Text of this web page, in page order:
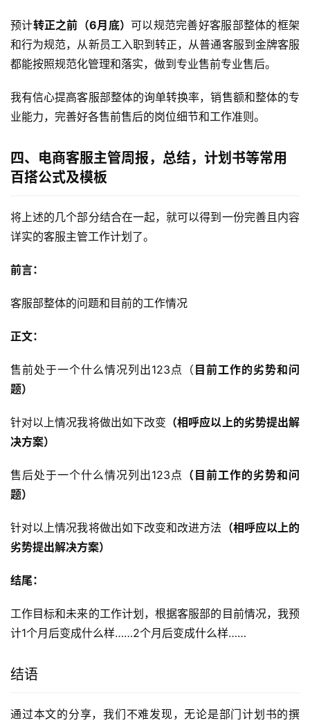
预计转正之前（6月底）可以规范完善好客服部整体的框架
和行为规范，从新员工入职到转正，从普通客服到金牌客服
都能按照规范化管理和落实，做到专业售前专业售后。
我有信心提高客服部整体的询单转换率，销售额和整体的专
业能力，完善好各售前售后的岗位细节和工作准则。
四、电商客服主管周报，总结，计划书等常用
百搭公式及模板
将上述的几个部分结合在一起，就可以得到一份完善且内容
详实的客服主管工作计划了。
前言：
客服部整体的问题和目前的工作情况
正文：
售前处于一个什么情况列出123点（ 目前工作的劣势和问
题）
针对以上情况我将做出如下改变 （相呼应以上的劣势提出解
决方案）
售后处于一个什么情况列出123点 （目前工作的劣势和问
题）
针对以上情况我将做出如下改变和改进方法 （相呼应以上的
劣势提出解决方案）
结尾：
工作目标和未来的工作计划，根据客服部的目前情况，我预
计1个月后变成什么样……2个月后变成什么样……
结语
通过本文的分享，我们不难发现，无论是部门计划书的撰